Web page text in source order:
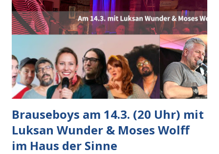
den Gesamtkörper Nahverkehr wieder auf Trab zu
bringen? Und wenn sowieso die ganze Müllerstraße mit
der U-Bahn unterkellert ist, könnte man die Sache nicht bei
der Gelegenheit mal umdrehen? Also Autos nach unten und
die Bahnen nach oben? Für die Luft und Ampelschaltungen
für Fußgänger wäre das gut und O-Bahnlinie 6 klingt doch
...
Brauseboys am 14.3. (20 Uhr) mit
Luksan Wunder & Moses Wolff
im Haus der Sinne